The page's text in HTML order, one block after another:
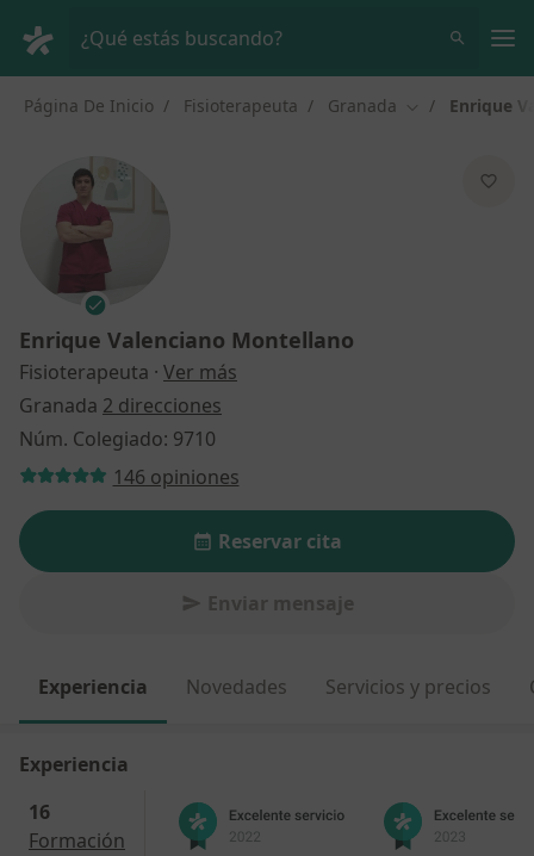
¿Qué estás buscando?
Página De Inicio Fisioterapeuta Granada Cambiar de
Enrique
Enrique Valenciano Montellano
Fisioterapeuta · Ver más
Granada 2 direcciones
Núm. Colegiado: 9710
146 opiniones
Reservar cita
Enviar mensaje
Experiencia Novedades Servicios y precios
Experiencia
16
Formación